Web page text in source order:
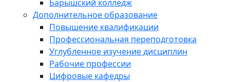
Барышский колледж
Дополнительное образование
Повышение квалификации
Профессиональная переподготовка
Углубленное изучение дисциплин
Рабочие профессии
Цифровые кафедры